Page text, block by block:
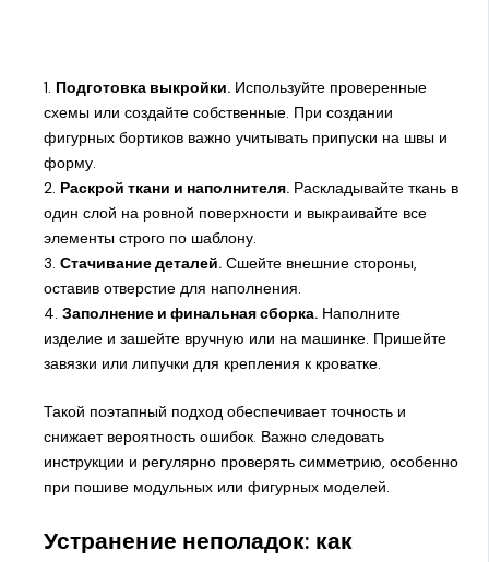
1. Подготовка выкройки.Используйте проверенные
схемы или создайте собственные. При создании
фигурных бортиков важно учитывать припуски на швы и
форму.
2. Раскрой ткани и наполнителя.Раскладывайте ткань в
один слой на ровной поверхности и выкраивайте все
элементы строго по шаблону.
3. Стачивание деталей.Сшейте внешние стороны,
оставив отверстие для наполнения.
4. Заполнение и финальная сборка.Наполните
изделие и зашейте вручную или на машинке. Пришейте
завязки или липучки для крепления к кроватке.
Такой поэтапный подход обеспечивает точность и
снижает вероятность ошибок. Важно следовать
инструкции и регулярно проверять симметрию, особенно
при пошиве модульных или фигурных моделей.
Устранение неполадок: как